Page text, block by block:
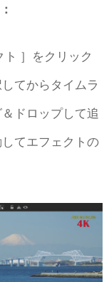
］をクリック
てからタイムラ
ドロップして追
てエフェクトの